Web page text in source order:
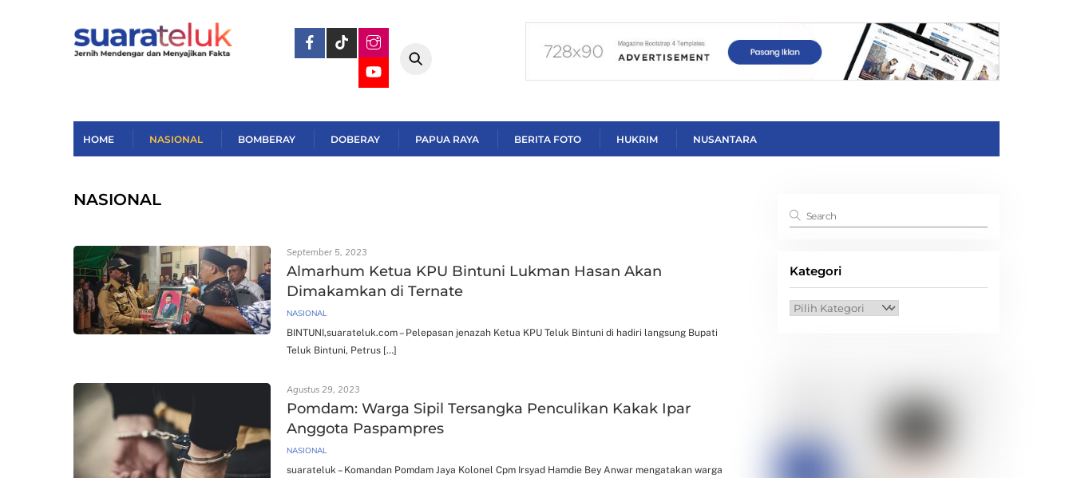
HOME NASIONAL BOMBERAY DOBERAY PAPUA RAYA BERITA FOTO HUKRIM NUSANTARA
NASIONAL
September 5, 2023
Almarhum Ketua KPU Bintuni Lukman Hasan Akan
Dimakamkan di Ternate
NASIONAL
BINTUNI,suarateluk.com – Pelepasan jenazah Ketua KPU Teluk Bintuni di hadiri langsung Bupati
Teluk Bintuni, Petrus […]
Agustus 29, 2023
Pomdam: Warga Sipil Tersangka Penculikan Kakak Ipar
Anggota Paspampres
NASIONAL
suarateluk – Komandan Pomdam Jaya Kolonel Cpm Irsyad Hamdie Bey Anwar mengatakan warga
Kategori
Kategori